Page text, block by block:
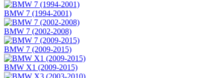
BMW 7 (1994-2001)
BMW 7 (2002-2008)
BMW 7 (2009-2015)
BMW X1 (2009-2015)